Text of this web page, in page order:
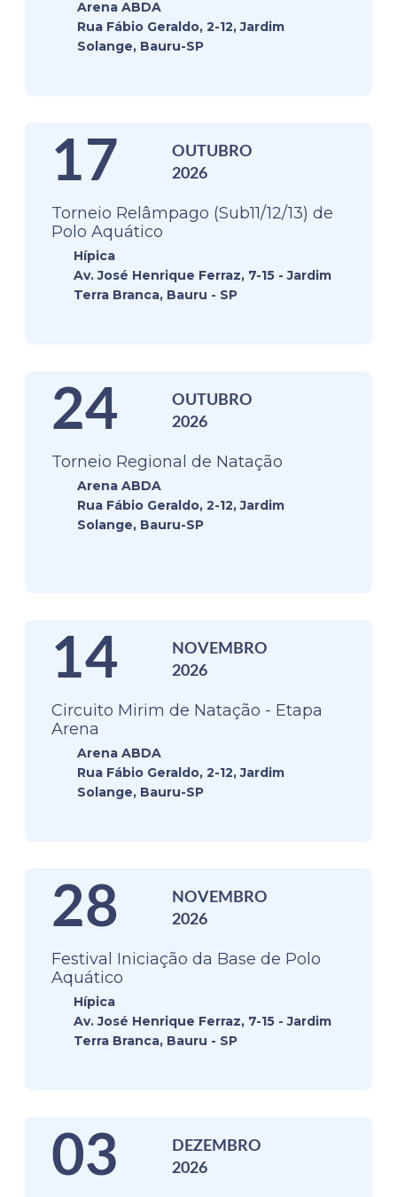
Arena ABDA
Rua Fábio Geraldo, 2-12, Jardim
Solange, Bauru-SP
17
OUTUBRO
2026
Torneio Relâmpago (Sub11/12/13) de
Polo Aquático
Hípica
Av. José Henrique Ferraz, 7-15 - Jardim
Terra Branca, Bauru - SP
24
OUTUBRO
2026
Torneio Regional de Natação
Arena ABDA
Rua Fábio Geraldo, 2-12, Jardim
Solange, Bauru-SP
14
NOVEMBRO
2026
Circuito Mirim de Natação - Etapa
Arena
Arena ABDA
Rua Fábio Geraldo, 2-12, Jardim
Solange, Bauru-SP
28
NOVEMBRO
2026
Festival Iniciação da Base de Polo
Aquático
Hípica
Av. José Henrique Ferraz, 7-15 - Jardim
Terra Branca, Bauru - SP
03
DEZEMBRO
2026